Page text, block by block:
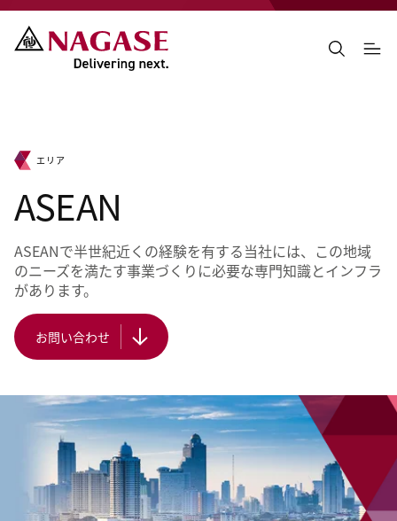
ASEAN
エリア
ASEANで半世紀近くの経験を有する当社には、この地域
のニーズを満たす事業づくりに必要な専門知識とインフラ
があります。
お問い合わせ